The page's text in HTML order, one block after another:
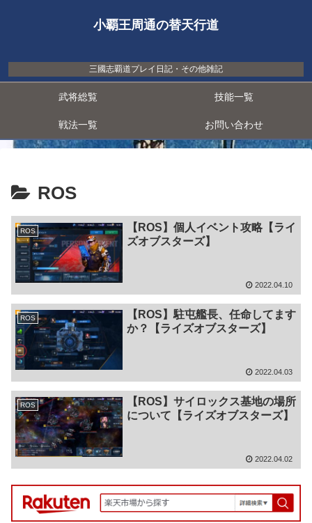
小覇王周通の替天行道
三國志覇道プレイ日記・その他雑記
武将総覧 技能一覧
戦法一覧 お問い合わせ
ROS
ROS
【ROS】個人イベント攻略【ライ
ズオブスターズ】
2022.04.10
ROS
【ROS】駐屯艦長、任命してます
か？【ライズオブスターズ】
2022.04.03
ROS
【ROS】サイロックス基地の場所
について【ライズオブスターズ】
2022.04.02